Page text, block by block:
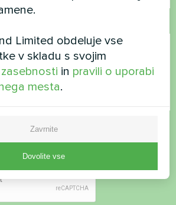
o zasebnosti
Limited obdeluje vse
v skladu s svojim
in pravili o uporabi
mesta.
Zavrnite
Dovolite vse